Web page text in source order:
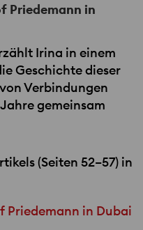
Priedemann in
Irina in einem
Geschichte dieser
Verbindungen
gemeinsam
(Seiten 52–57) in
Priedemann in Dubai